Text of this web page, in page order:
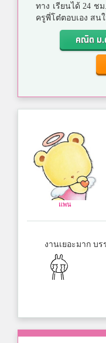
ทาง เรียนได้ 24 ช
ครูพี่โต๋ตอบเอง สน
คณิต ม
แพน
งานเยอะมาก บ